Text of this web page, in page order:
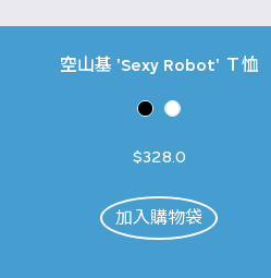
空山基 'Sexy Robot' Ｔ恤
$328.0
加入購物袋